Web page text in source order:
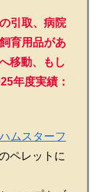
引取、病院
育用品があ
移動、もし
年度実績：
ムスターフ
ペレットに